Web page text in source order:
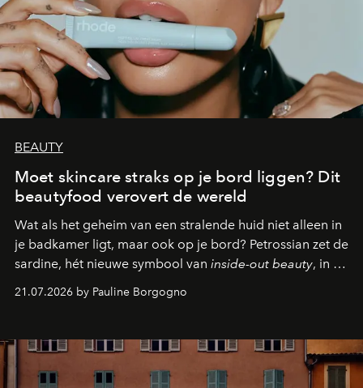
BEAUTY
Moet skincare straks op je bord liggen? Dit
beautyfood verovert de wereld
Wat als het geheim van een stralende huid niet alleen in
je badkamer ligt, maar ook op je bord? Petrossian zet de
sardine, hét nieuwe symbool van inside-out beauty, in de
kijker met twee gastronomische creaties.
21.07.2026 by Pauline Borgogno